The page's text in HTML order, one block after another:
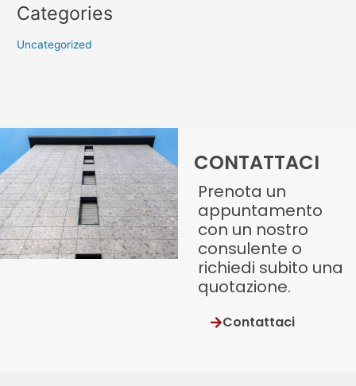
Categories
Uncategorized
CONTATTACI
Prenota un
appuntamento
con un nostro
consulente o
richiedi subito una
quotazione.
Contattaci